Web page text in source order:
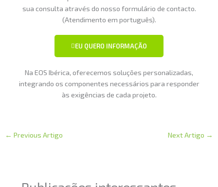
sua consulta através do nosso formulário de contacto.
(Atendimento em português).
EU QUERO INFORMAÇÃO
Na EOS Ibérica, oferecemos soluções personalizadas,
integrando os componentes necessários para responder
às exigências de cada projeto.
← Previous Artigo Next Artigo →